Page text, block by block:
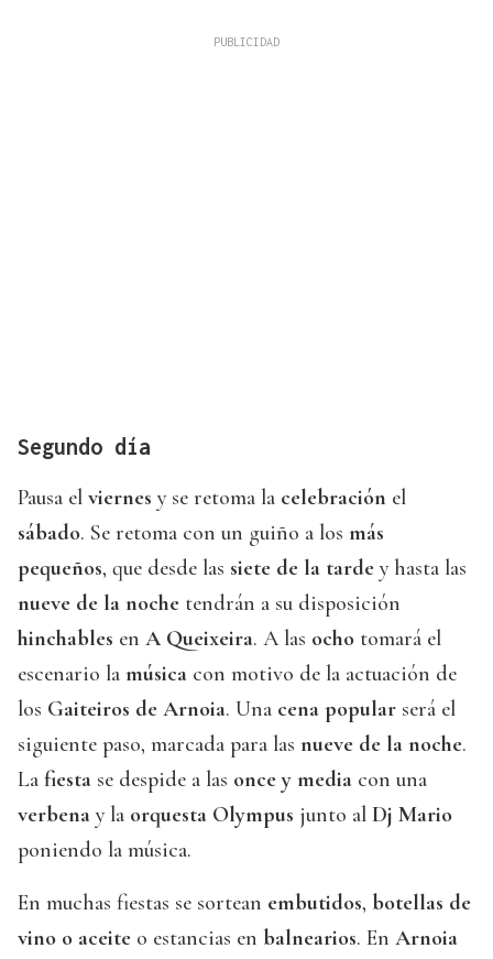
Segundo día
Pausa el viernes y se retoma la celebración el
sábado. Se retoma con un guiño a los más
pequeños, que desde las siete de la tarde y hasta las
nueve de la noche tendrán a su disposición
hinchables en A Queixeira. A las ocho tomará el
escenario la música con motivo de la actuación de
los Gaiteiros de Arnoia. Una cena popular será el
siguiente paso, marcada para las nueve de la noche.
La fiesta se despide a las once y media con una
verbena y la orquesta Olympus junto al Dj Mario
poniendo la música.
En muchas fiestas se sortean embutidos, botellas de
vino o aceite o estancias en balnearios. En Arnoia